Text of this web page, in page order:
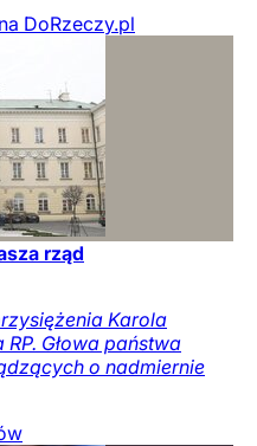
DoRzeczy.pl
rząd
Karola
Głowa państwa
o nadmiernie